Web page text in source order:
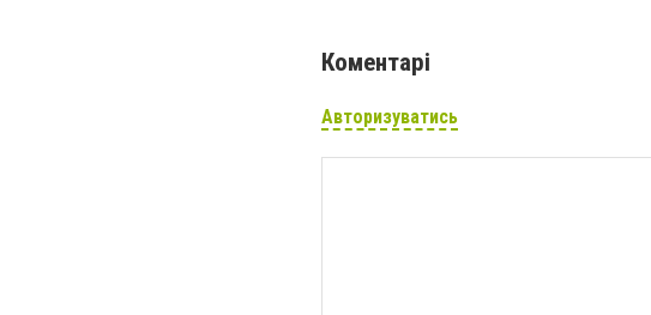
Коментарі
Авторизуватись